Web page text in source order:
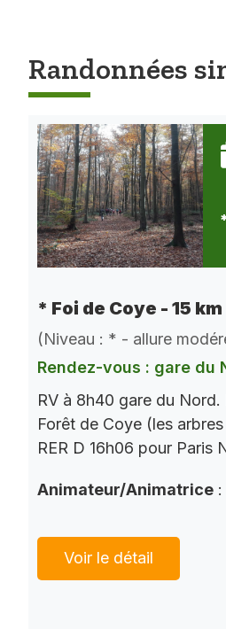
Randonnées
* Foi de Coye - 15 km
(Niveau : * - allure
Rendez-vous : gare du
RV à 8h40 gare du
Forêt de Coye (les
RER D 16h06 pour Paris
Animateur/Animatrice
Voir le détail